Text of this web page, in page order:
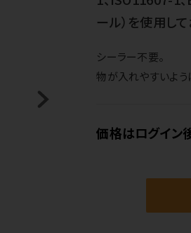
ール）を使用し
シーラー不要。
物が入れやすいよう
価格はログイン